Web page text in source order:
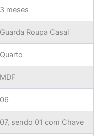
3 meses
Guarda Roupa Casal
Quarto
MDF
06
07, sendo 01 com Chave